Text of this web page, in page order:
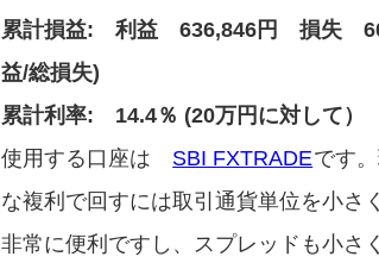
累計損益: 利益 636,846円 損失
益/総損失)
累計利率: 14.4％ (20万円に対して）
使用する口座は SBI FXTRADEです
な複利で回すには取引通貨単位を小さ
非常に便利ですし、スプレッドも小さ